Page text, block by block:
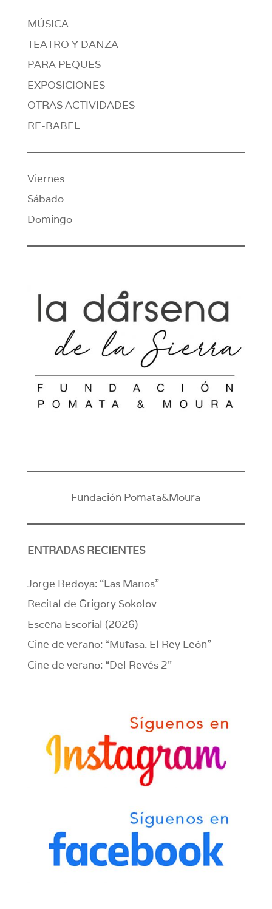
MÚSICA
TEATRO Y DANZA
PARA PEQUES
EXPOSICIONES
OTRAS ACTIVIDADES
RE-BABEL
Viernes
Sábado
Domingo
Fundación Pomata&Moura
ENTRADAS RECIENTES
Jorge Bedoya: “Las Manos”
Recital de Grigory Sokolov
Escena Escorial (2026)
Cine de verano: “Mufasa. El Rey León”
Cine de verano: “Del Revés 2”